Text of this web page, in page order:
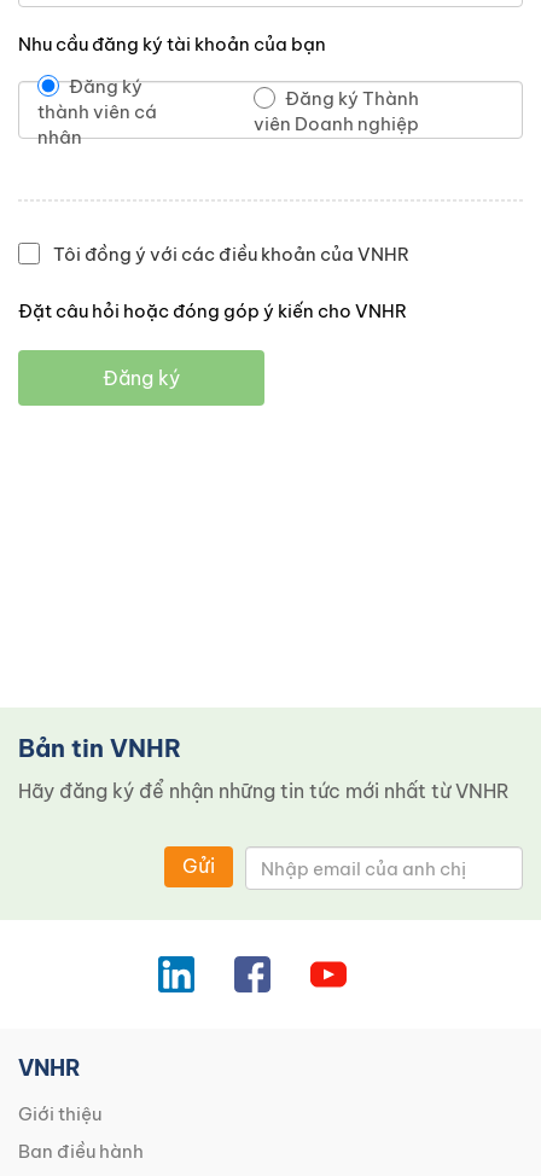
Nhu cầu đăng ký tài khoản của bạn
Đăng ký
thành viên cá
nhân
Đăng ký Thành
viên Doanh nghiệp
Tôi đồng ý với các điều khoản của VNHR
Đặt câu hỏi hoặc đóng góp ý kiến cho VNHR
Đăng ký
Bản tin VNHR
Hãy đăng ký để nhận những tin tức mới nhất từ ​​VNHR
Gửi
VNHR
Giới thiệu
Ban điều hành